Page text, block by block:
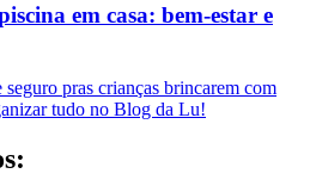
em casa: bem-estar e
pras crianças brincarem com
tudo no Blog da Lu!